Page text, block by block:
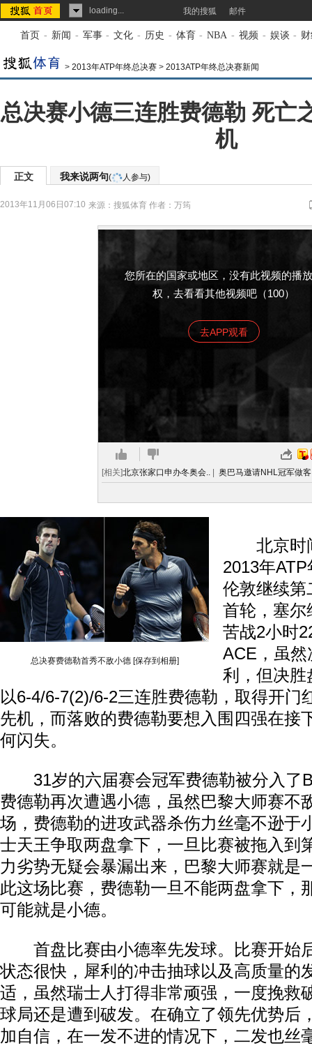
loading... 我的搜狐 邮件
首页 - 新闻 - 军事 - 文化 - 历史 - 体育 - NBA - 视频 - 娱谈 -
> 2013年ATP年终总决赛 > 2013ATP年终总决赛新闻
总决赛小德三连胜费德勒 死亡
机
正文 我来说两句( 人参与)
2013年11月06日07:10 来源： 搜狐体育 作者：万筠
您所在的国家或地区，没有此视频的播
权，去看看其他视频吧（100）
去APP观看
[相关]北京张家口申办冬奥会.. 奥巴马邀请NHL冠军做
总决赛费德勒首秀不敌小德 [保存到相册]
北京时
2013年
伦敦继续第
首轮，塞尔
苦战2小时
ACE，虽
利，但决胜
以6-4/6-7(2)/6-2三连胜费德勒，取得开门
先机，而落败的费德勒要想入围四强在接
何闪失。
31岁的六届赛会冠军费德勒被分入了
费德勒再次遭遇小德，虽然巴黎大师赛不
场，费德勒的进攻武器杀伤力丝毫不逊于
士天王争取两盘拿下，一旦比赛被拖入到
力劣势无疑会暴漏出来，巴黎大师赛就是
此这场比赛，费德勒一旦不能两盘拿下，
可能就是小德。
首盘比赛由小德率先发球。比赛开始
状态很快，犀利的冲击抽球以及高质量的
适，虽然瑞士人打得非常顽强，一度挽救
球局还是遭到破发。在确立了领先优势后
加自信，在一发不进的情况下，二发也丝